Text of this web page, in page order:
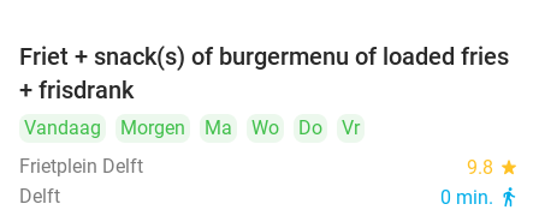
food
food 39%
Friet + snack(s) of burgermenu of loaded fries
+ frisdrank
Vandaag Morgen Ma Wo Do
Vr
Frietplein Delft
9.8 star
Delft 0 min. directions_walk